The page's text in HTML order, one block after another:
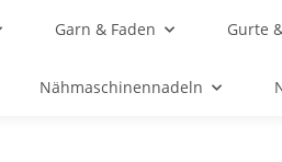
Garn & Faden Gurte
Nähmaschinennadeln